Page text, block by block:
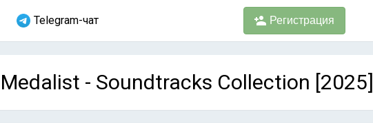
Telegram-чат Регистрация
Medalist - Soundtracks Collection